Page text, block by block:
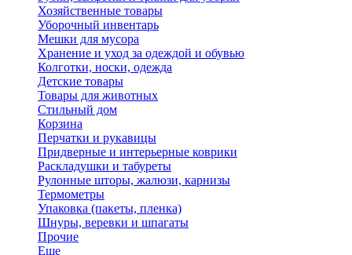
Хозяйственные товары
Уборочный инвентарь
Мешки для мусора
Хранение и уход за одеждой и обувью
Колготки, носки, одежда
Детские товары
Товары для животных
Стильный дом
Корзина
Перчатки и рукавицы
Придверные и интерьерные коврики
Раскладушки и табуреты
Рулонные шторы, жалюзи, карнизы
Термометры
Упаковка (пакеты, пленка)
Шнуры, веревки и шпагаты
Прочие
Еще